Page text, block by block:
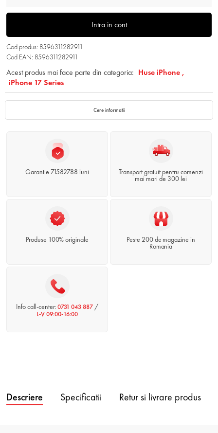
Intra in cont
Cod produs: 8596311282911
Cod EAN: 8596311282911
Acest produs mai face parte din categoria: Huse iPhone ,
iPhone 17 Series
Cere informatii
Garantie 71582788 luni
Transport gratuit pentru comenzi
mai mari de 300 lei
Produse 100% originale
Peste 200 de magazine in
Romania
Info call-center:0731 043 887 /
L-V 09:00-16:00
Descriere Specificatii Retur si livrare produs